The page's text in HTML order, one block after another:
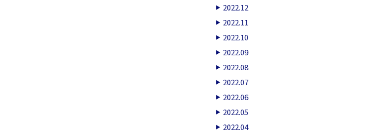
2022.12
2022.11
2022.10
2022.09
2022.08
2022.07
2022.06
2022.05
2022.04